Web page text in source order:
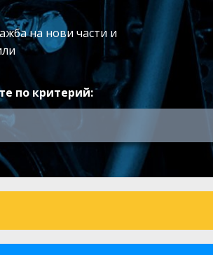
на нови части и
по критерий: